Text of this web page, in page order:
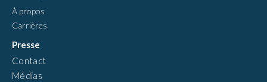
À propos
Carrières
Presse
Contact
Médias